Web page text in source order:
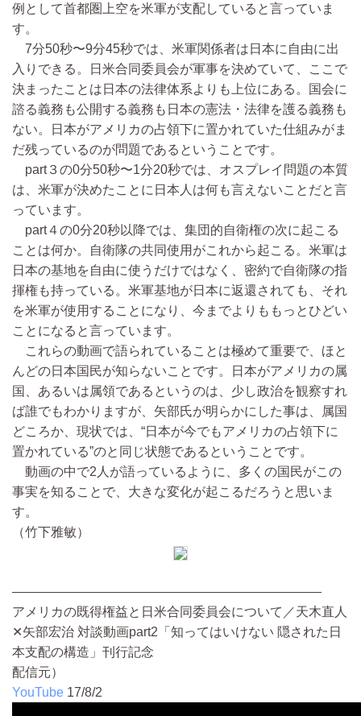
例として首都圏上空を米軍が支配していると言っていま
す。
7分50秒〜9分45秒では、米軍関係者は日本に自由に出
入りできる。日米合同委員会が軍事を決めていて、ここで
決まったことは日本の法律体系よりも上位にある。国会に
諮る義務も公開する義務も日本の憲法・法律を護る義務も
ない。日本がアメリカの占領下に置かれていた仕組みがま
だ残っているのが問題であるということです。
part３の0分50秒〜1分20秒では、オスプレイ問題の本質
は、米軍が決めたことに日本人は何も言えないことだと言
っています。
part４の0分20秒以降では、集団的自衛権の次に起こる
ことは何か。自衛隊の共同使用がこれから起こる。米軍は
日本の基地を自由に使うだけではなく、密約で自衛隊の指
揮権も持っている。米軍基地が日本に返還されても、それ
を米軍が使用することになり、今までよりももっとひどい
ことになると言っています。
これらの動画で語られていることは極めて重要で、ほと
んどの日本国民が知らないことです。日本がアメリカの属
国、あるいは属領であるというのは、少し政治を観察すれ
ば誰でもわかりますが、矢部氏が明らかにした事は、属国
どころか、現状では、“日本が今でもアメリカの占領下に
置かれている”のと同じ状態であるということです。
動画の中で2人が語っているように、多くの国民がこの
事実を知ることで、大きな変化が起こるだろうと思いま
す。
（竹下雅敏）
————————————————————————
アメリカの既得権益と日米合同委員会について／天木直人
✕矢部宏治 対談動画part2「知ってはいけない 隠された日
本支配の構造」刊行記念
配信元）
YouTube 17/8/2